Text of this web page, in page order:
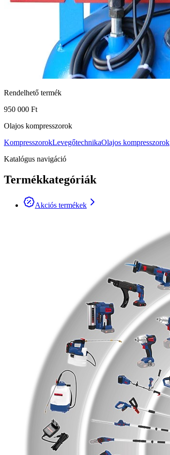
Rendelhető termék
950 000 Ft
Olajos kompresszorok
KompresszorokLevegőtechnikaOlajos kompresszorok
Katalógus navigáció
Termékkategóriák
Akciós termékek